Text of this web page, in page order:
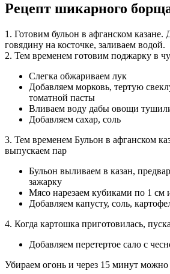
Рецепт шикарного
1. Готовим бульон в афганском казане.
говядину на косточке, заливаем водой.
2. Тем временем готовим поджарку в
Слегка обжариваем лук
Добавляем морковь, тертую
томатной пасты
Вливаем воду дабы овощи
Добавляем сахар, соль
3. Тем временем Бульон в афганском
выпускаем пар
Бульон выливаем в казан,
зажарку
Мясо нарезаем кубиками по 1 см
Добавляем капусту, соль,
4. Когда картошка приготовилась,
Добавляем перетертое сало с
Убираем огонь и через 15 минут